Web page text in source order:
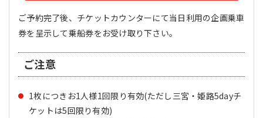
ご予約完了後、チケットカウンターにて当日利用の企画乗車
券を呈示して乗船券をお受け取り下さい。
ご注意
1枚につきお1人様1回限り有効(ただし三宮・姫路5dayチ
ケットは5回限り有効)